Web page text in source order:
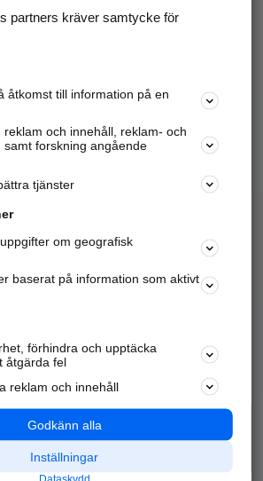
och platser.
adresser, företagsinfo mm.
Marknadsför företaget
Kom igång och annonsera mot
samarbetspartners nära dig.
Populära sökningar
Annonsera
Integritet
Nödnummer
partners kräver samtycke för
åtkomst till information på en
reklam och innehåll, reklam- och
samt forskning angående
tjänster
om geografisk
baserat på information som aktivt
förhindra och upptäcka
åtgärda fel
reklam och innehåll
Godkänn alla
Inställningar
Dataskydd